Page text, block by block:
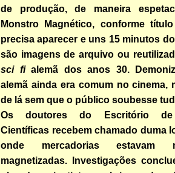
de produção, de maneira
Monstro Magnético, conforme
precisa aparecer e uns 15 minutos
são imagens de arquivo ou
sci fialemã dos anos 30.
alemã ainda era comum no cinema,
de lá sem que o público soubesse
Os doutores do Escritório de
Científicas recebem chamado duma
onde mercadorias estavam
magnetizadas. Investigações